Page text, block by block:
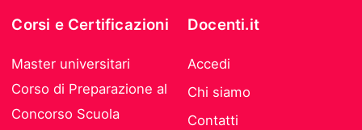
Corsi e Certificazioni
Master universitari
Corso di Preparazione al
Concorso Scuola
Docenti.it
Accedi
Chi siamo
Contatti